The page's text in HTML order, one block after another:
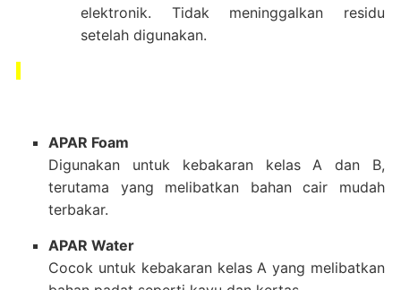
elektronik.
Tidak meninggalkan residu
setelah digunakan.
APAR Foam
Digunakan untuk kebakaran kelas A dan B,
terutama yang melibatkan bahan cair mudah
terbakar.
APAR Water
Cocok untuk kebakaran kelas A yang melibatkan